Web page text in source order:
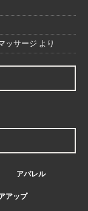
ッサージ より
アパレル
アップ